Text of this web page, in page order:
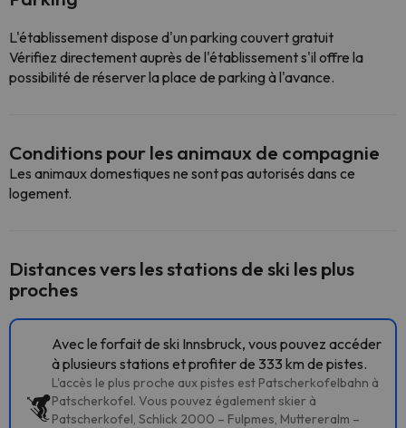
L'établissement dispose d'un parking couvert gratuit
Vérifiez directement auprès de l'établissement s'il offre la
possibilité de réserver la place de parking à l'avance.
Conditions pour les animaux de compagnie
Les animaux domestiques ne sont pas autorisés dans ce
logement.
Distances vers les stations de ski les plus
proches
Avec le forfait de ski Innsbruck, vous pouvez accéder
à plusieurs stations et profiter de 333 km de pistes.
L'accès le plus proche aux pistes est Patscherkofelbahn à
Patscherkofel. Vous pouvez également skier à
Patscherkofel, Schlick 2000 – Fulpmes, Muttereralm –